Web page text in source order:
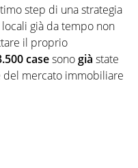
step di una strategia
già da tempo non
il proprio
casesonogià state
del mercato immobiliare